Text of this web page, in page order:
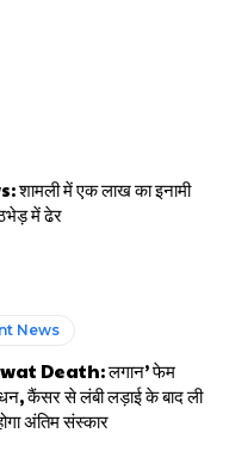
में एक लाख का इनामी
में ढेर
News
Death: लगान’ फेम
कैंसर से लंबी लड़ाई के बाद ली
अंतिम संस्कार